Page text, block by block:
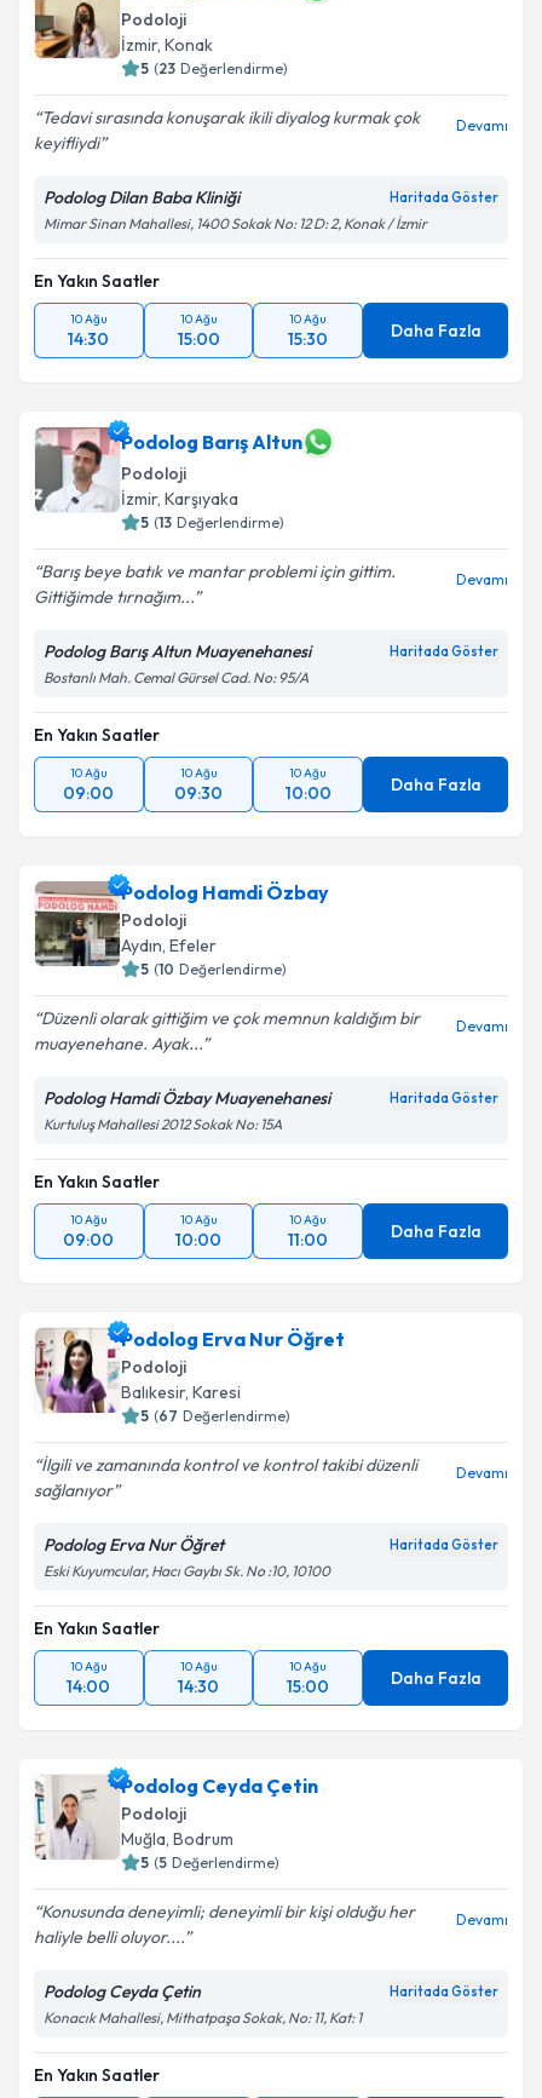
Podoloji
İzmir, Konak
5 (23 Değerlendirme)
Tedavi sırasında konuşarak ikili diyalog kurmak çok
keyifliydi
Devamı
Podolog Dilan Baba Kliniği Haritada Göster
Mimar Sinan Mahallesi, 1400 Sokak No: 12 D: 2, Konak / İzmir
En Yakın Saatler
10 Ağu
14:30
10 Ağu
15:00
10 Ağu
15:30 Daha Fazla
Podolog Barış Altun
Podoloji
İzmir, Karşıyaka
5 (13 Değerlendirme)
Barış beye batık ve mantar problemi için gittim.
Gittiğimde tırnağım...
Devamı
Podolog Barış Altun Muayenehanesi Haritada Göster
Bostanlı Mah. Cemal Gürsel Cad. No: 95/A
En Yakın Saatler
10 Ağu
09:00
10 Ağu
09:30
10 Ağu
10:00 Daha Fazla
Podolog Hamdi Özbay
Podoloji
Aydın, Efeler
5 (10 Değerlendirme)
Düzenli olarak gittiğim ve çok memnun kaldığım bir
muayenehane. Ayak...
Devamı
Podolog Hamdi Özbay Muayenehanesi Haritada Göster
Kurtuluş Mahallesi 2012 Sokak No: 15A
En Yakın Saatler
10 Ağu
09:00
10 Ağu
10:00
10 Ağu
11:00 Daha Fazla
Podolog Erva Nur Öğret
Podoloji
Balıkesir, Karesi
5 (67 Değerlendirme)
İlgili ve zamanında kontrol ve kontrol takibi düzenli
sağlanıyor
Devamı
Podolog Erva Nur Öğret Haritada Göster
Eski Kuyumcular, Hacı Gaybı Sk. No :10, 10100
En Yakın Saatler
10 Ağu
14:00
10 Ağu
14:30
10 Ağu
15:00 Daha Fazla
Podolog Ceyda Çetin
Podoloji
Muğla, Bodrum
5 (5 Değerlendirme)
Konusunda deneyimli; deneyimli bir kişi olduğu her
haliyle belli oluyor....
Devamı
Podolog Ceyda Çetin Haritada Göster
Konacık Mahallesi, Mithatpaşa Sokak, No: 11, Kat: 1
En Yakın Saatler